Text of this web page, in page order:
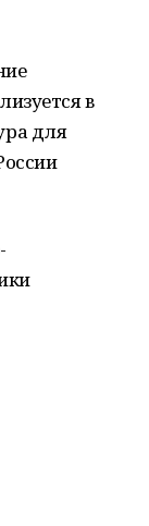
в
для